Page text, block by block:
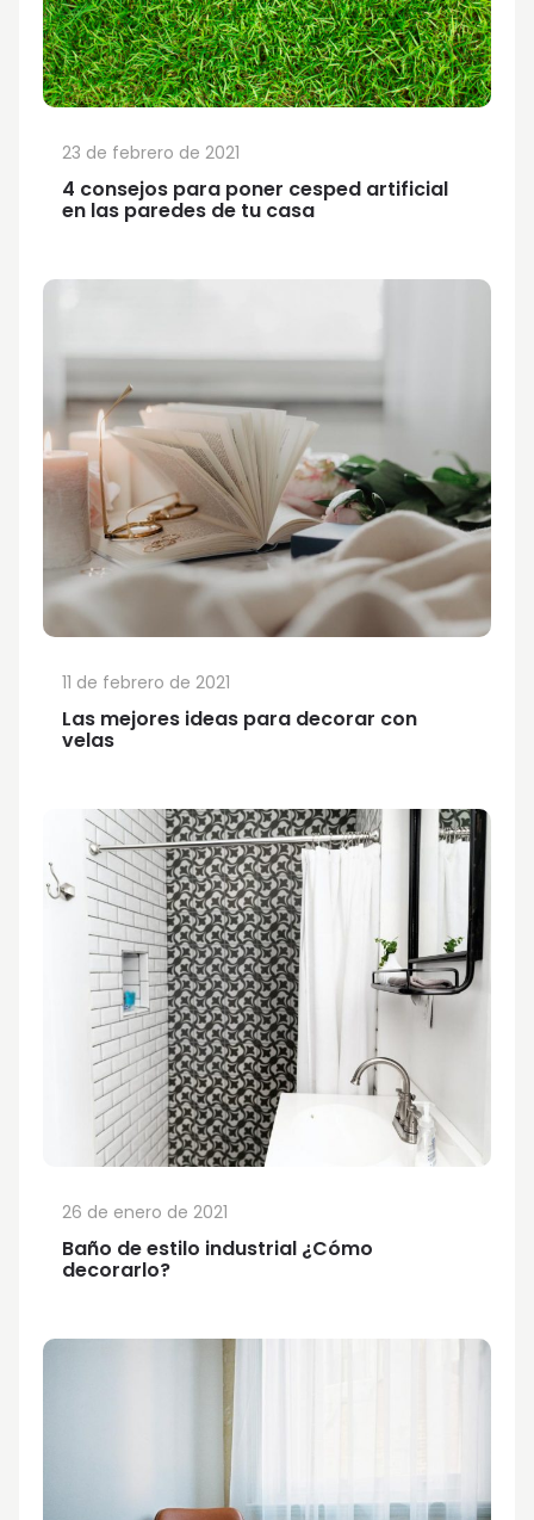
4 consejos para poner cesped artificial
en las paredes de tu casa
23 de febrero de 2021
Las mejores ideas para decorar con
velas
11 de febrero de 2021
Baño de estilo industrial ¿Cómo
decorarlo?
26 de enero de 2021